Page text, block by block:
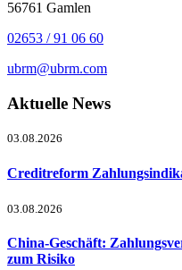
56761 Gamlen
02653 / 91 06 60
ubrm@ubrm.com
Aktuelle News
03.08.2026
Creditreform
03.08.2026
China-Geschäft:
zum Risiko